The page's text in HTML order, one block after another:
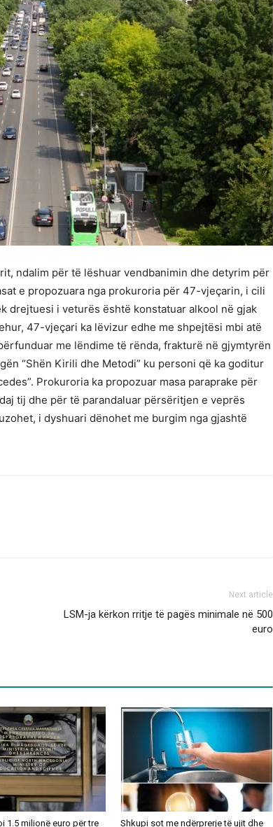
ndalim për të lëshuar vendbanimin dhe detyrim për
e propozuara nga prokuroria për 47-vjeçarin, i cili
drejtuesi i veturës është konstatuar alkool në gjak
47-vjeçari ka lëvizur edhe me shpejtësi mbi atë
me lëndime të rënda, frakturë në gjymtyrën
“Shën Kirili dhe Metodi” ku personi që ka goditur
Prokuroria ka propozuar masa paraprake për
tij dhe për të parandaluar përsëritjen e veprës
i dyshuari dënohet me burgim nga gjashtë
Next article
LSM-ja kërkon rritje të pagës minimale në 500
euro
1.5 milionë euro për tre Shkupi sot me ndërprerje të ujit dhe